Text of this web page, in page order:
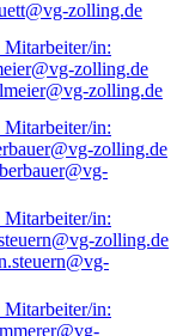
zolling.de
zolling.de